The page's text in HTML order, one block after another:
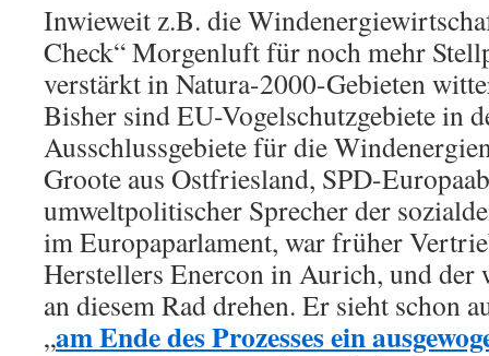
Inwieweit z.B. die
Check“ Morgenluft für noch mehr
verstärkt in Natura-2000-Gebieten
Bisher sind EU-Vogelschutzgebiete in
Ausschlussgebiete für die
Groote aus Ostfriesland, SPD-
umweltpolitischer Sprecher der
im Europaparlament, war früher
Herstellers Enercon in Aurich, und
an diesem Rad drehen. Er sieht schon
„am Ende des Prozesses ein